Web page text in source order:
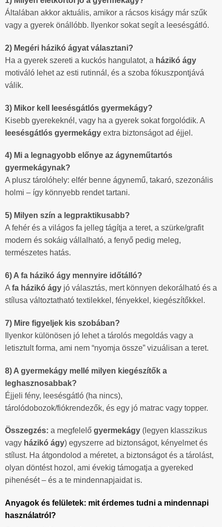
Általában akkor aktuális, amikor a rácsos kiságy már szűk
vagy a gyerek önállóbb. Ilyenkor sokat segít a leesésgátló.
2) Megéri házikó ágyat választani?
Ha a gyerek szereti a kuckós hangulatot, a házikó ágy
motiváló lehet az esti rutinnál, és a szoba fókuszpontjává
válik.
3) Mikor kell leesésgátlós gyermekágy?
Kisebb gyerekeknél, vagy ha a gyerek sokat forgolódik. A
leesésgátlós gyermekágy extra biztonságot ad éjjel.
4) Mi a legnagyobb előnye az ágyneműtartós
gyermekágynak?
A plusz tárolóhely: elfér benne ágynemű, takaró, szezonális
holmi – így könnyebb rendet tartani.
5) Milyen szín a legpraktikusabb?
A fehér és a világos fa jelleg tágítja a teret, a szürke/grafit
modern és sokáig vállalható, a fenyő pedig meleg,
természetes hatás.
6) A fa házikó ágy mennyire időtálló?
A fa házikó ágy jó választás, mert könnyen dekorálható és a
stílusa változtatható textilekkel, fényekkel, kiegészítőkkel.
7) Mire figyeljek kis szobában?
Ilyenkor különösen jó lehet a tárolós megoldás vagy a
letisztult forma, ami nem “nyomja össze” vizuálisan a teret.
8) A gyermekágy mellé milyen kiegészítők a
leghasznosabbak?
Éjjeli fény, leesésgátló (ha nincs),
tárolódobozok/fiókrendezők, és egy jó matrac vagy topper.
Összegzés: a megfelelő gyermekágy (legyen klasszikus
vagy házikó ágy) egyszerre ad biztonságot, kényelmet és
stílust. Ha átgondolod a méretet, a biztonságot és a tárolást,
olyan döntést hozol, ami évekig támogatja a gyereked
pihenését – és a te mindennapjaidat is.
Anyagok és felületek: mit érdemes tudni a mindennapi
használatról?